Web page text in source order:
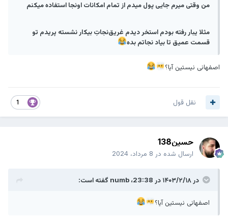
‏من وقتی میرم جایی پول میدم از تمام امکانات اونجا استفاده میکنم
مثلا یبار رفته بودم استخر دیدم غریق‌نجاتِ بیکار نشسته پریدم تو
قسمت عمیق تا بیاد نجاتم بده
اصفهانی نیستین آیا؟
نقل قول
حسین138
ارسال شده در 8 مرداد، 2024
در ۱۴۰۳/۲/۱۸ در 23:38، numbگفته است:
اصفهانی نیستین آیا؟